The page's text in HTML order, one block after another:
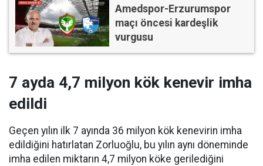
Amedspor-Erzurumspor
maçı öncesi kardeşlik
vurgusu
7 ayda 4,7 milyon kök kenevir imha
edildi
Geçen yılın ilk 7 ayında 36 milyon kök kenevirin imha
edildiğini hatırlatan Zorluoğlu, bu yılın aynı döneminde
imha edilen miktarın 4,7 milyon köke gerilediğini